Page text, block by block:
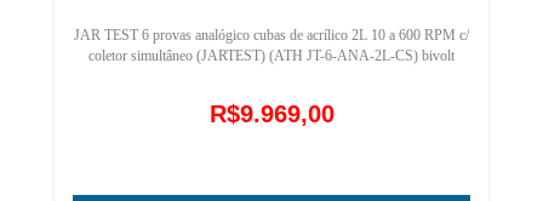
JAR TEST 6 provas analógico cubas de acrílico 2L 10 a 600 RPM c/
coletor simultâneo (JARTEST) (ATH JT-6-ANA-2L-CS) bivolt
R$9.969,00